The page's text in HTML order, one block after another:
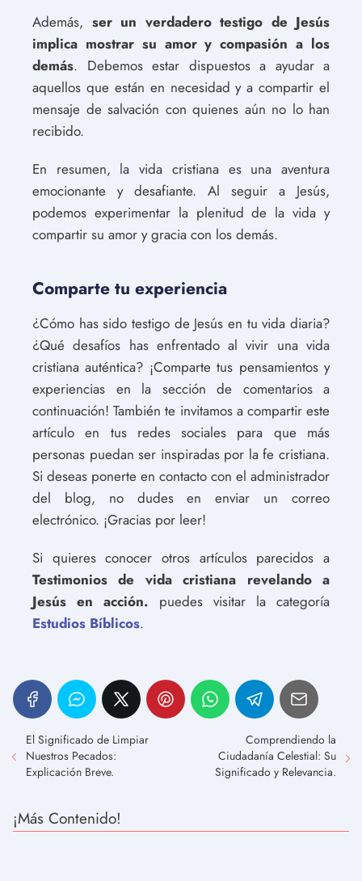
Además, ser un verdadero testigo de Jesús
implica mostrar su amor y compasión a los
demás. Debemos estar dispuestos a ayudar a
aquellos que están en necesidad y a compartir el
mensaje de salvación con quienes aún no lo han
recibido.
En resumen, la vida cristiana es una aventura
emocionante y desafiante. Al seguir a Jesús,
podemos experimentar la plenitud de la vida y
compartir su amor y gracia con los demás.
Comparte tu experiencia
¿Cómo has sido testigo de Jesús en tu vida diaria?
¿Qué desafíos has enfrentado al vivir una vida
cristiana auténtica? ¡Comparte tus pensamientos y
experiencias en la sección de comentarios a
continuación! También te invitamos a compartir este
artículo en tus redes sociales para que más
personas puedan ser inspiradas por la fe cristiana.
Si deseas ponerte en contacto con el administrador
del blog, no dudes en enviar un correo
electrónico. ¡Gracias por leer!
Si quieres conocer otros artículos parecidos a
Testimonios de vida cristiana revelando a
Jesús en acción. puedes visitar la categoría
Estudios Bíblicos.
El Significado de Limpiar
Nuestros Pecados:
Explicación Breve.
Comprendiendo la
Ciudadanía Celestial: Su
Significado y Relevancia.
¡Más Contenido!